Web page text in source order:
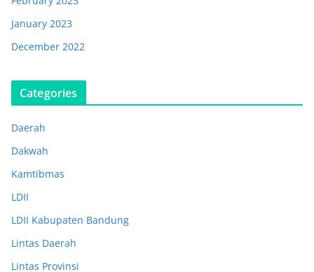
January 2023
December 2022
Categories
Daerah
Dakwah
Kamtibmas
LDII
LDII Kabupaten Bandung
Lintas Daerah
Lintas Provinsi